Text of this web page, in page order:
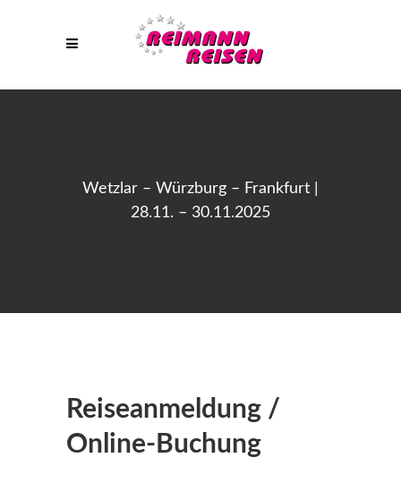
Wetzlar – Würzburg – Frankfurt |
28.11. – 30.11.2025
Reiseanmeldung /
Online-Buchung